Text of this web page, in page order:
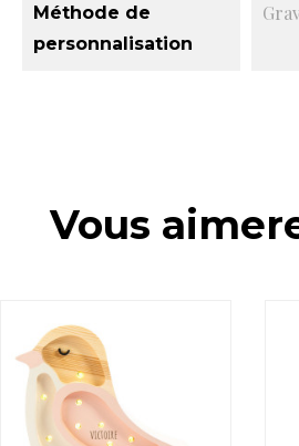
Méthode de
personnalisation
Vous